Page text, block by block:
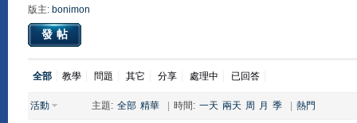
版主: bonimon
發帖
全部 教學 問題 其它 分享 處理中 已回答
活動 主題: 全部 精華 時間: 一天 兩天 周 月 季 熱門